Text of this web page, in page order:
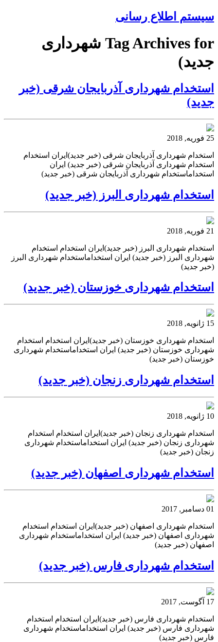
سیستم اطلاع رسانی
Tag Archives for شهرداری
جدید)
استخدام شهرداری آذربایجان شرقی (خبر
جدید)
25 فوریه, 2018
استخدام شهرداری آذربایجان شرقی (خبر جدید)ایران استخدام
استخدام شهرداری آذربایجان شرقی (خبر جدید) ایران
استخداماستخدام شهرداری آذربایجان شرقی (خبر جدید)
استخدام شهرداری البرز (خبر جدید)
21 فوریه, 2018
استخدام شهرداری البرز (خبر جدید)ایران استخدام استخدام
شهرداری البرز (خبر جدید) ایران استخداماستخدام شهرداری البرز
(خبر جدید)
استخدام شهرداری خوزستان (خبر جدید)
15 ژانویه, 2018
استخدام شهرداری خوزستان (خبر جدید)ایران استخدام استخدام
شهرداری خوزستان (خبر جدید) ایران استخداماستخدام شهرداری
خوزستان (خبر جدید)
استخدام شهرداری زنجان (خبر جدید)
10 ژانویه, 2018
استخدام شهرداری زنجان (خبر جدید)ایران استخدام استخدام
شهرداری زنجان (خبر جدید) ایران استخداماستخدام شهرداری
زنجان (خبر جدید)
استخدام شهرداری اصفهان (خبر جدید)
01 دسامبر, 2017
استخدام شهرداری اصفهان (خبر جدید)ایران استخدام استخدام
شهرداری اصفهان (خبر جدید) ایران استخداماستخدام شهرداری
اصفهان (خبر جدید)
استخدام شهرداری فارس (خبر جدید)
17 آگوست, 2017
استخدام شهرداری فارس (خبر جدید)ایران استخدام استخدام
شهرداری فارس (خبر جدید) ایران استخداماستخدام شهرداری
فارس (خبر جدید)